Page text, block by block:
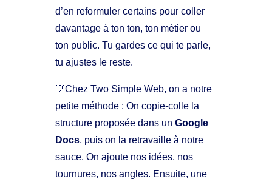
d’en reformuler certains pour coller
davantage à ton ton, ton métier ou
ton public. Tu gardes ce qui te parle,
tu ajustes le reste.
💡Chez Two Simple Web, on a notre
petite méthode : On copie-colle la
structure proposée dans un Google
Docs, puis on la retravaille à notre
sauce. On ajoute nos idées, nos
tournures, nos angles. Ensuite, une